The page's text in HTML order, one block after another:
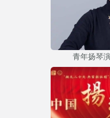
青年扬琴